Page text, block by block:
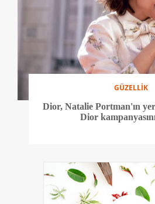
GÜZELLİK
Dior, Natalie Portman'ın yer
Dior